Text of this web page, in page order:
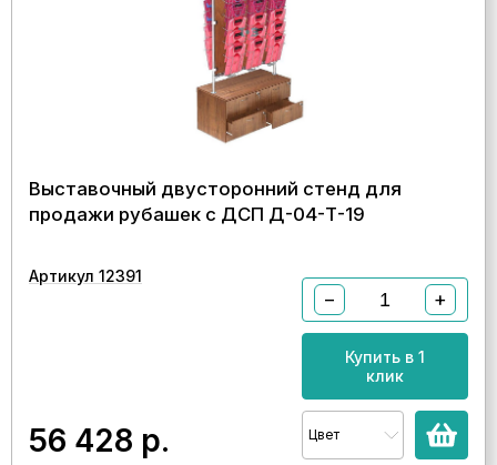
Выставочный двусторонний стенд для
продажи рубашек с ДСП Д-04-Т-19
Артикул 12391
56 428 р.
− +
Купить в 1
клик
Цвет